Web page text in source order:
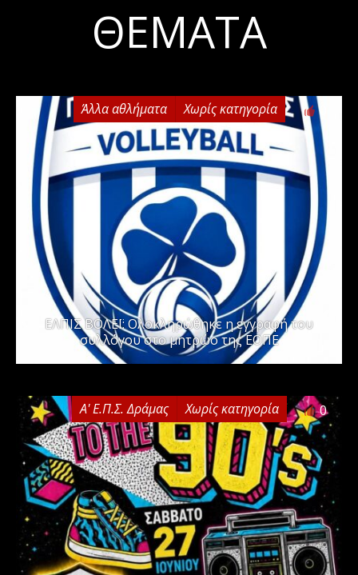
ΘΈΜΑΤΑ
Άλλα αθλήματα Χωρίς κατηγορία 0
ΕΛΠΙΣ ΒΟΛΕΪ: Ολοκληρώθηκε η εγγραφή του
συλλόγου στο μητρώο της ΕΟΠΕ
Α' Ε.Π.Σ. Δράμας Χωρίς κατηγορία 0